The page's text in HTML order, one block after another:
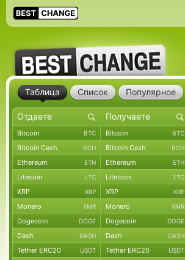
Таблица Список Популярное
Bitcoin BTC Bitcoin BTC
Bitcoin Cash BCH Bitcoin Cash BCH
Ethereum ETH Ethereum ETH
Litecoin LTC Litecoin LTC
XRP XRP XRP XRP
Monero XMR Monero XMR
Dogecoin DOGE Dogecoin DOGE
Dash DASH Dash DASH
Tether ERC20 USDT Tether ERC20 USDT